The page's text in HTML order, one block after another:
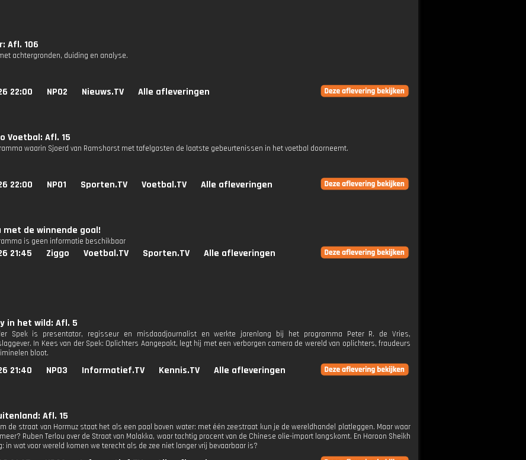
Afl. 106
achtergronden, duiding en analyse.
22:00 NPO2 Nieuws.TV Alle afleveringen
Voetbal: Afl. 15
waarin Sjoerd van Ramshorst met tafelgasten de laatste gebeurtenissen in het voetbal doorneemt.
22:00 NPO1 Sporten.TV Voetbal.TV Alle afleveringen
met de winnende goal!
is geen informatie beschikbaar
21:45 Ziggo Voetbal.TV Sporten.TV Alle afleveringen
in het wild: Afl. 5
Spek is presentator, regisseur en misdaadjournalist en werkte jarenlang bij het programma Peter R. de Vries,
In Kees van der Spek: Oplichters Aangepakt, legt hij met een verborgen camera de wereld van oplichters, fraudeurs
bloot.
21:40 NPO3 Informatief.TV Kennis.TV Alle afleveringen
Afl. 15
de straat van Hormuz staat het als een paal boven water: met één zeestraat kun je de wereldhandel platleggen. Maar waar
Ruben Terlou over de Straat van Malakka, waar tachtig procent van de Chinese olie-import langskomt. En Haroon Sheikh
in wat voor wereld komen we terecht als de zee niet langer vrij bevaarbaar is?